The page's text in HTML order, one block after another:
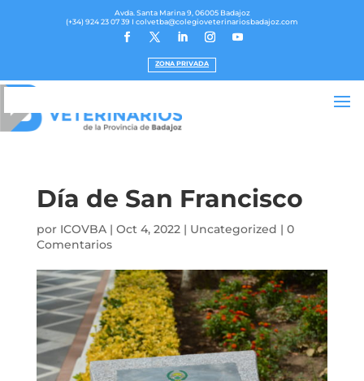
Avda. Santa Marina 9, 06005 Badajoz
(+34) 924 23 07 39 I colvetba@colegioveterinariosbadajoz.com
ZONA PRIVADA
Día de San Francisco
por ICOVBA| Oct 4, 2022 | Uncategorized | 0
Comentarios